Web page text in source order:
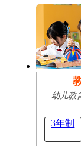
幼儿教
3年制